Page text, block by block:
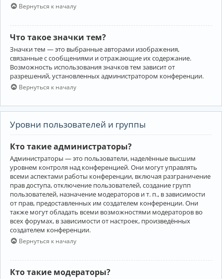
Вернуться к началу
Что такое значки тем?
Значки тем — это выбранные авторами изображения,
связанные с сообщениями и отражающие их содержание.
Возможность использования значков тем зависит от
разрешений, установленных администратором конференции.
Вернуться к началу
Уровни пользователей и группы
Кто такие администраторы?
Администраторы — это пользователи, наделённые высшим
уровнем контроля над конференцией. Они могут управлять
всеми аспектами работы конференции, включая разграничение
прав доступа, отключение пользователей, создание групп
пользователей, назначение модераторов и т. п., в зависимости
от прав, предоставленных им создателем конференции. Они
также могут обладать всеми возможностями модераторов во
всех форумах, в зависимости от настроек, произведённых
создателем конференции.
Вернуться к началу
Кто такие модераторы?